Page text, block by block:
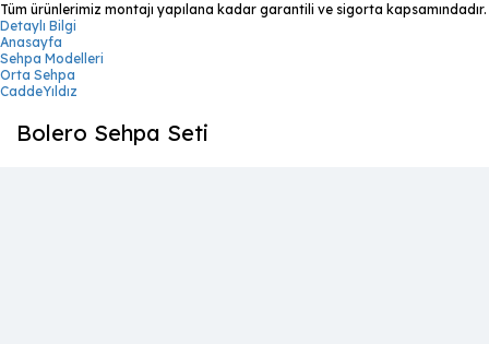
Tüm ürünlerimiz montajı yapılana kadar garantili ve sigorta kapsamındadır.
Detaylı Bilgi
Anasayfa
Sehpa Modelleri
Orta Sehpa
CaddeYıldız
Bolero Sehpa Seti